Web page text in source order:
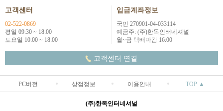
고객센터
02-522-0869
평일 09:30 ~ 18:00
토요일 10:00 ~ 18:00
입금계좌정보
국민 270901-04-033114
예금주: (주)한독인터네셔널
월~금 택배마감 16:00
고객센터 연결
PC버전 상점정보 이용안내 TOP ▲
(주)한독인터네셔널